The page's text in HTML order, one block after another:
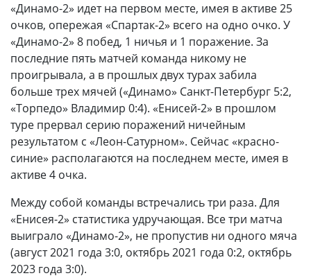
«Динамо-2» идет на первом месте, имея в активе 25
очков, опережая «Спартак-2» всего на одно очко. У
«Динамо-2» 8 побед, 1 ничья и 1 поражение. За
последние пять матчей команда никому не
проигрывала, а в прошлых двух турах забила
больше трех мячей («Динамо» Санкт-Петербург 5:2,
«Торпедо» Владимир 0:4). «Енисей-2» в прошлом
туре прервал серию поражений ничейным
результатом с «Леон-Сатурном». Сейчас «красно-
синие» располагаются на последнем месте, имея в
активе 4 очка.
Между собой команды встречались три раза. Для
«Енисея-2» статистика удручающая. Все три матча
выиграло «Динамо-2», не пропустив ни одного мяча
(август 2021 года 3:0, октябрь 2021 года 0:2, октябрь
2023 года 3:0).